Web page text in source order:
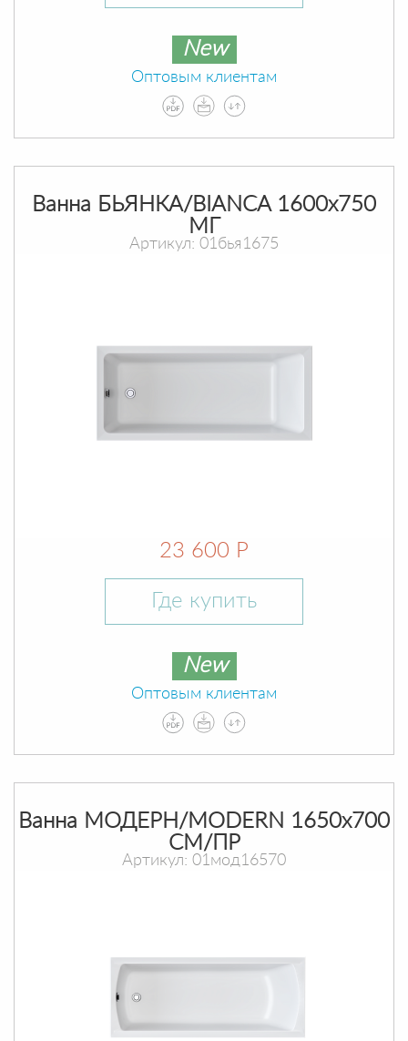
New
Оптовым клиентам
Ванна БЬЯНКА/BIANCA 1600х750
МГ
Артикул: 01бья1675
23 600 Р
Где купить
New
Оптовым клиентам
Ванна МОДЕРН/MODERN 1650х700
СМ/ПР
Артикул: 01мод16570